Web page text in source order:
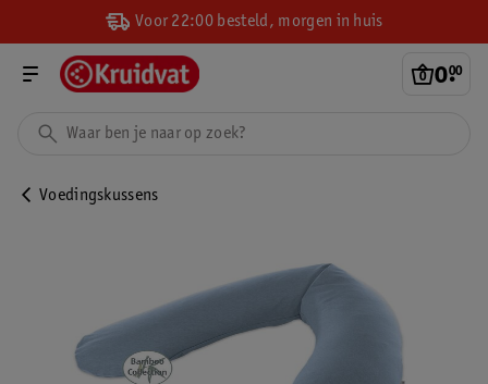
Voor 22:00 besteld, morgen in huis
0.
00
Voedingskussens